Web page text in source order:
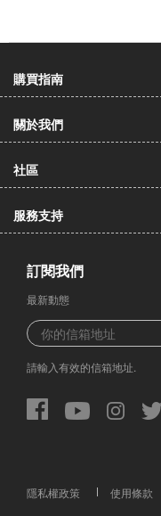
購買指南
關於我們
社區
服務支持
訂閱我們
最新動態
請輸入有效的信箱地址.
隱私權政策 使用條款